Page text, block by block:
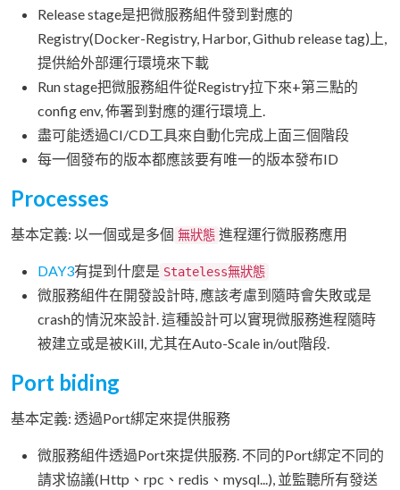
Release stage是把微服務組件發到對應的
Registry(Docker-Registry, Harbor, Github release tag)上,
提供給外部運行環境來下載
Run stage把微服務組件從Registry拉下來+第三點的
config env, 佈署到對應的運行環境上.
盡可能透過CI/CD工具來自動化完成上面三個階段
每一個發布的版本都應該要有唯一的版本發布ID
Processes
基本定義: 以一個或是多個 無狀態 進程運行微服務應用
DAY3有提到什麼是 Stateless無狀態
微服務組件在開發設計時, 應該考慮到隨時會失敗或是
crash的情況來設計. 這種設計可以實現微服務進程隨時
被建立或是被Kill, 尤其在Auto-Scale in/out階段.
Port biding
基本定義: 透過Port綁定來提供服務
微服務組件透過Port來提供服務. 不同的Port綁定不同的
請求協議(Http、rpc、redis、mysql...), 並監聽所有發送